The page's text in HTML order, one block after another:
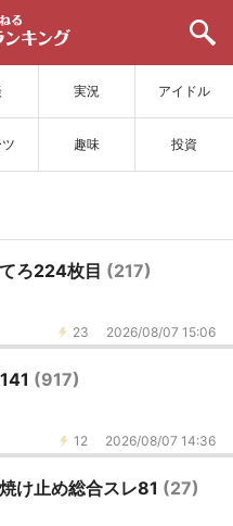
実況 アイドル
趣味 投資
を更新
ろ224枚目 (217)
23 2026/08/07 15:06
(917)
12 2026/08/07 14:36
け止め総合スレ81 (27)